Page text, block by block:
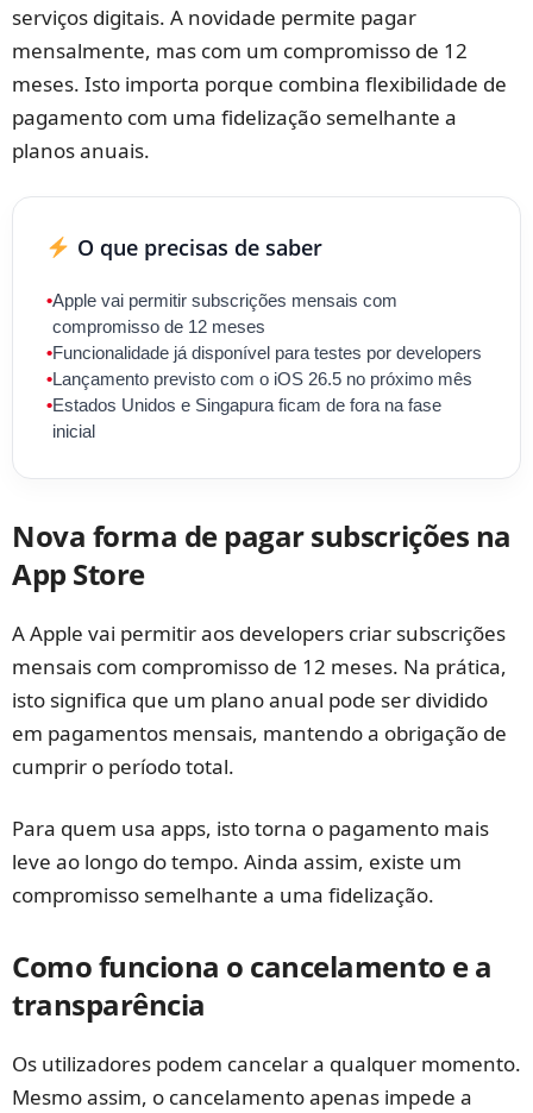
serviços digitais. A novidade permite pagar
mensalmente, mas com um compromisso de 12
meses. Isto importa porque combina flexibilidade de
pagamento com uma fidelização semelhante a
planos anuais.
O que precisas de saber
•Apple vai permitir subscrições mensais com
compromisso de 12 meses
•Funcionalidade já disponível para testes por developers
•Lançamento previsto com o iOS 26.5 no próximo mês
•Estados Unidos e Singapura ficam de fora na fase
inicial
Nova forma de pagar subscrições na
App Store
A Apple vai permitir aos developers criar subscrições
mensais com compromisso de 12 meses. Na prática,
isto significa que um plano anual pode ser dividido
em pagamentos mensais, mantendo a obrigação de
cumprir o período total.
Para quem usa apps, isto torna o pagamento mais
leve ao longo do tempo. Ainda assim, existe um
compromisso semelhante a uma fidelização.
Como funciona o cancelamento e a
transparência
Os utilizadores podem cancelar a qualquer momento.
Mesmo assim, o cancelamento apenas impede a